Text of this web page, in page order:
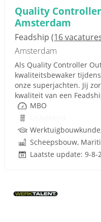
Quality
Amsterdam
Feadship (16
Amsterdam
Als Quality Controller
kwaliteitsbewaker
onze superjachten. Jij
kwaliteit van een
MBO
Scheepsbouw,
Laatste update: 9-8-